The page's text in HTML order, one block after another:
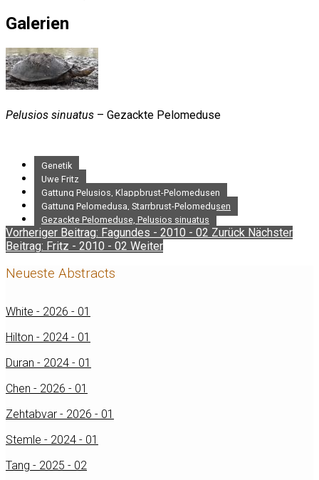
Galerien
Pelusios sinuatus – Gezackte Pelomeduse
Genetik
Uwe Fritz
Gattung Pelusios, Klappbrust-Pelomedusen
Gattung Pelomedusa, Starrbrust-Pelomedusen
Gezackte Pelomeduse, Pelusios sinuatus
Vorheriger Beitrag: Fagundes - 2010 - 02 Zurück Nächster
Beitrag: Fritz - 2010 - 02 Weiter
Neueste Abstracts
White - 2026 - 01
Hilton - 2024 - 01
Duran - 2024 - 01
Chen - 2026 - 01
Zehtabvar - 2026 - 01
Stemle - 2024 - 01
Tang - 2025 - 02